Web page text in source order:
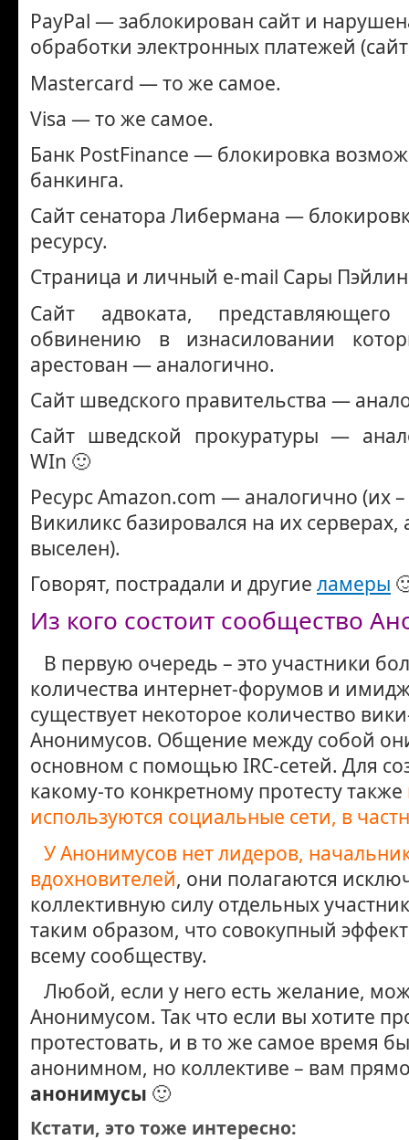
PayPal — заблокирован сайт и
обработки электронных платежей
Mastercard — то же самое.
Visa — то же самое.
Банк PostFinance — блокировка
банкинга.
Сайт сенатора Либермана —
ресурсу.
Страница и личный e-mail Сары
Сайт адвоката,
обвинению в изнасиловании
арестован — аналогично.
Сайт шведского правительства —
Сайт шведской прокуратуры —
WIn 🙂
Ресурс Amazon.com — аналогично (их –
Викиликс базировался на их
выселен).
Говорят, пострадали и другие ламеры
Из кого состоит сообщество
В первую очередь – это участники
количества интернет-форумов и
существует некоторое количество
Анонимусов. Общение между собой
основном с помощью IRC-сетей. Для
какому-то конкретному протесту также
используются социальные сети, в
У Анонимусов нет лидеров,
вдохновителей, они полагаются
коллективную силу отдельных
таким образом, что совокупный
всему сообществу.
Любой, если у него есть желание,
Анонимусом. Так что если вы хотите
протестовать, и в то же самое время
анонимном, но коллективе – вам
анонимусы 🙂
Кстати, это тоже интересно: